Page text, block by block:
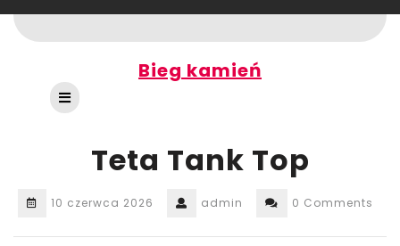
to
content
Bieg kamień
Open
Button
Teta Tank Top
10 czerwca 2026 admin 0 Comments